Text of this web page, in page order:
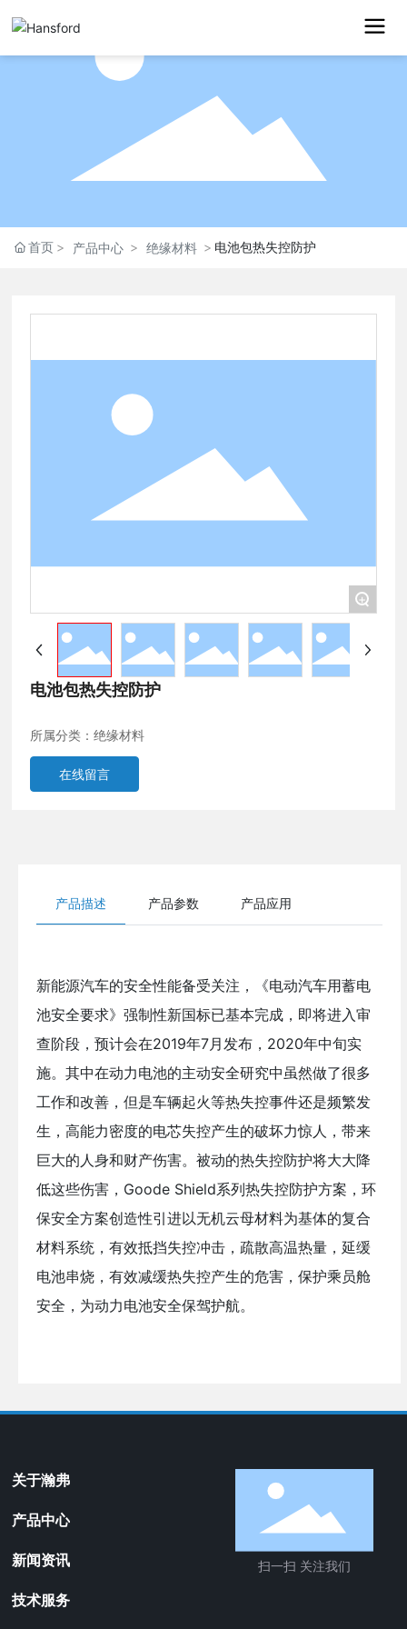
首页 产品中心 绝缘材料 电池包热失控防护
+
电池包热失控防护
所属分类：绝缘材料
在线留言
产品描述 产品参数 产品应用
新能源汽车的安全性能备受关注，《电动汽车用蓄电
池安全要求》强制性新国标已基本完成，即将进入审
查阶段，预计会在2019年7月发布，2020年中旬实
施。其中在动力电池的主动安全研究中虽然做了很多
工作和改善，但是车辆起火等热失控事件还是频繁发
生，高能力密度的电芯失控产生的破坏力惊人，带来
巨大的人身和财产伤害。被动的热失控防护将大大降
低这些伤害，Goode Shield系列热失控防护方案，环
保安全方案创造性引进以无机云母材料为基体的复合
材料系统，有效抵挡失控冲击，疏散高温热量，延缓
电池串烧，有效减缓热失控产生的危害，保护乘员舱
安全，为动力电池安全保驾护航。
关于瀚弗
产品中心
新闻资讯
技术服务
扫一扫 关注我们